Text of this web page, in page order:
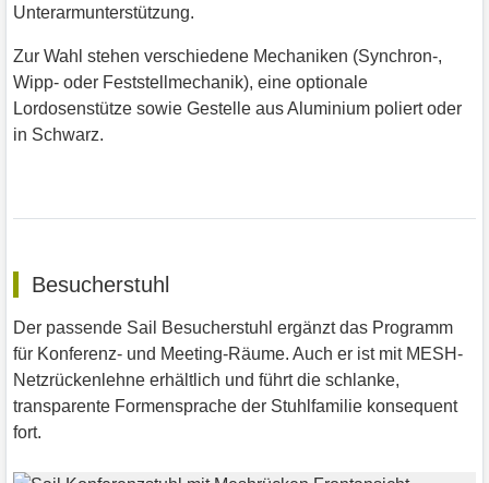
Unterarmunterstützung.
Zur Wahl stehen verschiedene Mechaniken (Synchron-,
Wipp- oder Feststellmechanik), eine optionale
Lordosenstütze sowie Gestelle aus Aluminium poliert oder
in Schwarz.
Besucherstuhl
Der passende Sail Besucherstuhl ergänzt das Programm
für Konferenz- und Meeting-Räume. Auch er ist mit MESH-
Netzrückenlehne erhältlich und führt die schlanke,
transparente Formensprache der Stuhlfamilie konsequent
fort.